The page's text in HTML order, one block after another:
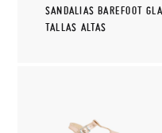
SANDALIAS BAREFOOT
TALLAS ALTAS